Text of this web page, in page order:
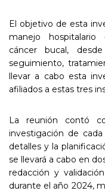
El objetivo de esta
manejo hospitalario
cáncer bucal,
seguimiento,
llevar a cabo esta
afiliados a estas tres
La reunión contó
investigación de
detalles y la
se llevará a cabo en
redacción y
durante el año 2024,